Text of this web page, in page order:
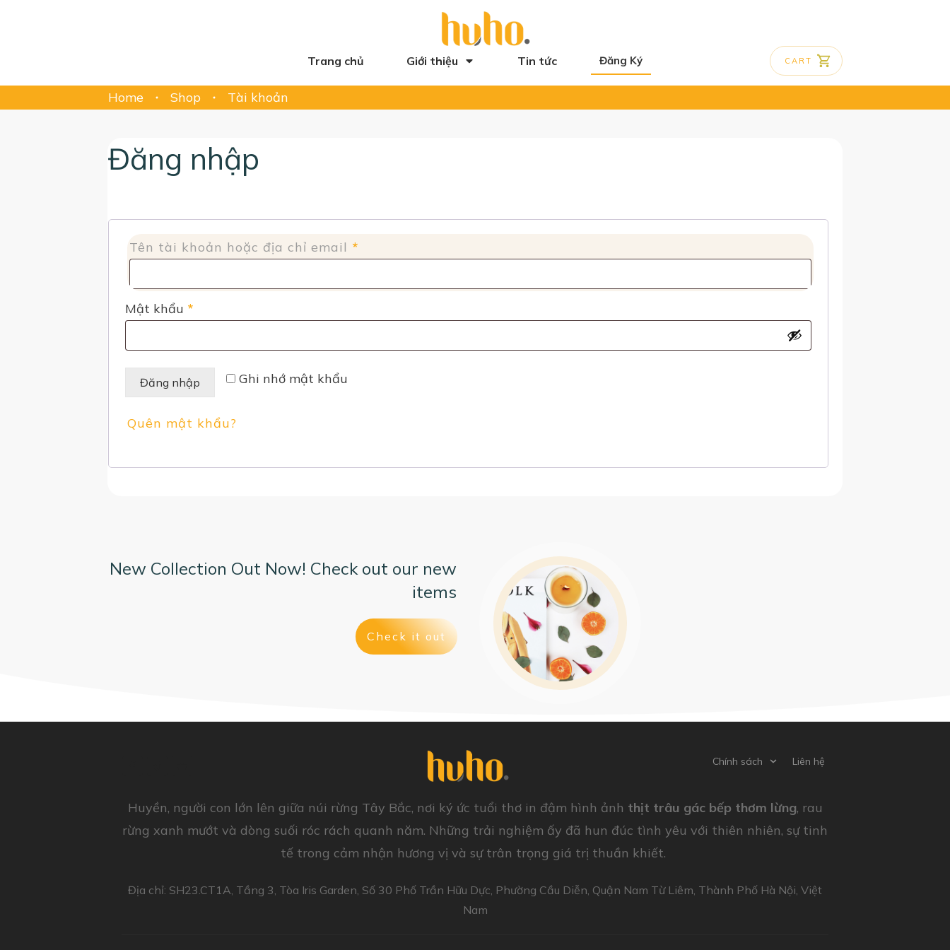
Trang chủ Giới thiệu Tin tức Đăng Ký CART
Home Shop Tài khoản
Đăng nhập
Tên tài khoản hoặc địa chỉ email *
Mật khẩu *Bắt
Ghi nhớ mật khẩu
Đăng nhập
Quên mật khẩu?
New Collection Out Now! Check out our new
items
Check it out
Chính sách Liên hệ
Huyền, người con lớn lên giữa núi rừng Tây Bắc, nơi ký ức tuổi thơ in đậm hình ảnh thịt trâu gác bếp thơm lừng, rau
rừng xanh mướt và dòng suối róc rách quanh năm. Những trải nghiệm ấy đã hun đúc tình yêu với thiên nhiên, sự tinh
tế trong cảm nhận hương vị và sự trân trọng giá trị thuần khiết.
Địa chỉ: SH23.CT1A, Tầng 3, Tòa Iris Garden, Số 30 Phố Trần Hữu Dực, Phường Cầu Diễn, Quận Nam Từ Liêm, Thành Phố Hà Nội, Việt
Nam